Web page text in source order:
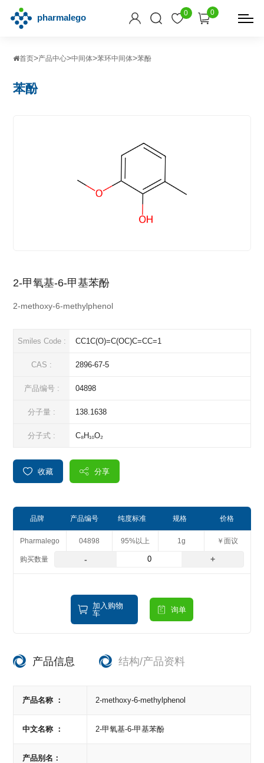
0 0
首页>产品中心>中间体>苯环中间体>苯酚
苯酚
2-甲氧基-6-甲基苯酚
2-methoxy-6-methylphenol
Smiles Code : CC1C(O)=C(OC)C=CC=1
CAS : 2896-67-5
产品编号 : 04898
分子量 : 138.1638
分子式 : C₈H₁₀O₂
收藏 分享
品牌 产品编号 纯度标准 规格 价格
Pharmalego 04898 95%以上 1g ￥面议
- +
加入购物
车
询单
产品信息 结构/产品资料
产品名称 ： 2-methoxy-6-methylphenol
中文名称 ： 2-甲氧基-6-甲基苯酚
产品别名：